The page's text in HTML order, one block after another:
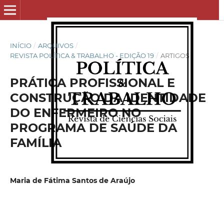
INÍCIO / ARQUIVOS /
REVISTA POLÍTICA & TRABALHO - EDIÇÃO 19 / ARTIGOS
PRÁTICA PROFISSIONAL E
CONSTRUÇÃO DA IDENTIDADE
DO ENFERMEIRO NO
PROGRAMA DE SAÚDE DA
FAMÍLIA
Maria de Fátima Santos de Araújo